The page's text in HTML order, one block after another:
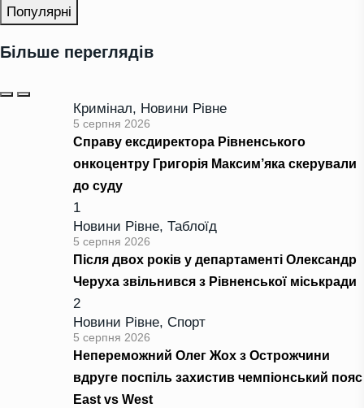
Популярні
Більше переглядів
Кримінал, Новини Рівне
5 серпня 2026
Справу ексдиректора Рівненського
онкоцентру Григорія Максим’яка скерували
до суду
1
Новини Рівне, Таблоїд
5 серпня 2026
Після двох років у департаменті Олександр
Черуха звільнився з Рівненської міськради
2
Новини Рівне, Спорт
5 серпня 2026
Непереможний Олег Жох з Острожчини
вдруге поспіль захистив чемпіонський пояс
East vs West